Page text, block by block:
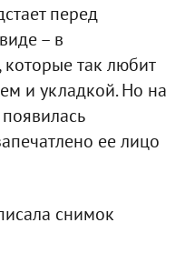
перед
– в
которые так любит
и укладкой. Но на
ее лицо
снимок